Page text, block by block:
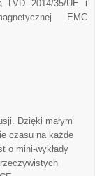
LVD 2014/35/UE i
EMC
Dzięki małym
czasu na każde
o mini-wykłady